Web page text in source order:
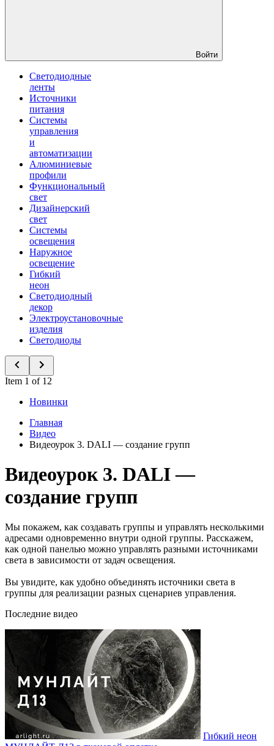
Войти
Светодиодные
ленты
Источники
питания
Системы
управления
и
автоматизации
Алюминиевые
профили
Функциональный
свет
Дизайнерский
свет
Системы
освещения
Наружное
освещение
Гибкий
неон
Светодиодный
декор
Электроустановочные
изделия
Светодиоды
Item 1 of 12
Новинки
Главная
Видео
Видеоурок 3. DALI — создание групп
Видеоурок 3. DALI —
создание групп
Мы покажем, как создавать группы и управлять несколькими
адресами одновременно внутри одной группы. Расскажем,
как одной панелью можно управлять разными источниками
света в зависимости от задач освещения.
Вы увидите, как удобно объединять источники света в
группы для реализации разных сценариев управления.
Последние видео
Гибкий неон